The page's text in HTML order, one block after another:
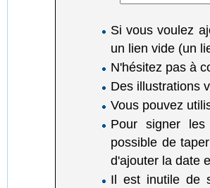
Si vous voulez
un lien vide (un
N'hésitez pas à
Des illustrations
Vous pouvez
Pour signer
possible de
d'ajouter la date
Il est inutile de